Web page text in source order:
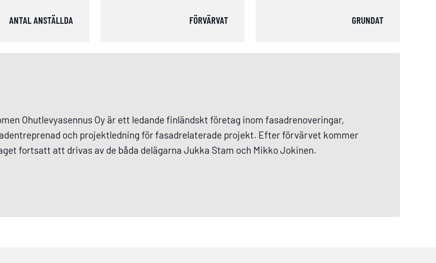
ANTAL ANSTÄLLDA FÖRVÄRVAT GRUNDAT
Ohutlevyasennus Oy är ett ledande finländskt företag inom fasadrenoveringar,
och projektledning för fasadrelaterade projekt. Efter förvärvet kommer
fortsatt att drivas av de båda delägarna Jukka Stam och Mikko Jokinen.